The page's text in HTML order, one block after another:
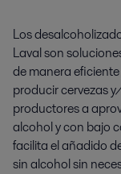
Los
Laval son
de manera
producir cervezas
productores a
alcohol y con bajo
facilita el añadido
sin alcohol sin